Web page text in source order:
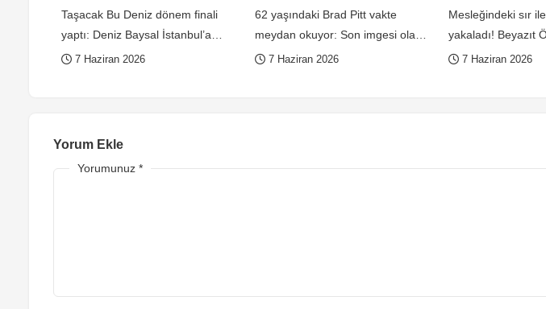
Taşacak Bu Deniz dönem finali
yaptı: Deniz Baysal İstanbul’a
döner dönmez imajını değişti!
7 Haziran 2026
62 yaşındaki Brad Pitt vakte
meydan okuyor: Son imgesi olay
oldu!
7 Haziran 2026
Mesleğindeki sır ile
yakaladı! Beyazıt
sonra birinci defa
7 Haziran 2026
Yorum Ekle
Yorumunuz *